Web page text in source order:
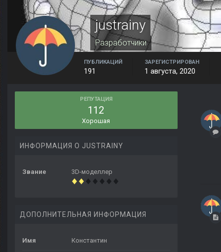
justrainy
Разработчики
ПУБЛИКАЦИЙ
191
ЗАРЕГИСТРИРОВАН
1 августа, 2020
РЕПУТАЦИЯ
112
Хорошая
ИНФОРМАЦИЯ О JUSTRAINY
Звание 3D-моделлер
ДОПОЛНИТЕЛЬНАЯ ИНФОРМАЦИЯ
Имя Константин